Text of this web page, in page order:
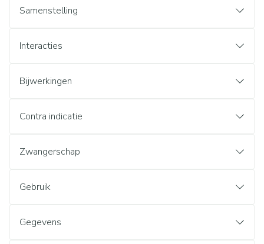
Samenstelling
Interacties
Bijwerkingen
Contra indicatie
Zwangerschap
Gebruik
Gegevens